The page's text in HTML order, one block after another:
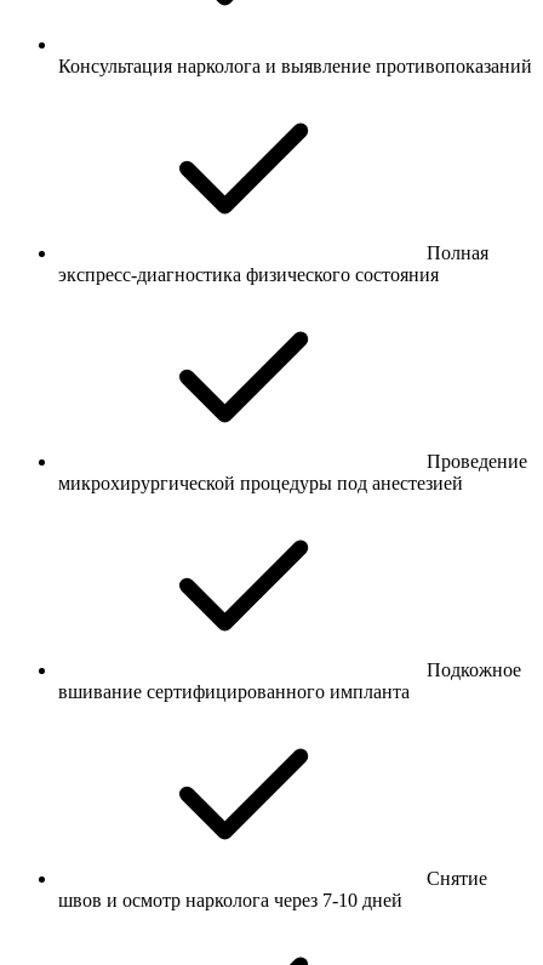
Консультация нарколога и выявление противопоказаний
Полная
экспресс-диагностика физического состояния
Проведение
микрохирургической процедуры под анестезией
Подкожное
вшивание сертифицированного импланта
Снятие
швов и осмотр нарколога через 7-10 дней